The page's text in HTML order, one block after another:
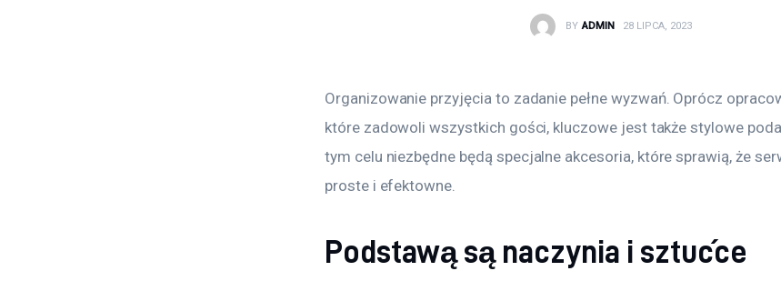
BY ADMIN 28 LIPCA, 2023
Organizowanie przyjęcia to zadanie pełne wyzwań. Oprócz
które zadowoli wszystkich gości, kluczowe jest także stylowe
tym celu niezbędne będą specjalne akcesoria, które sprawią, że
proste i efektowne.
Podstawą są naczynia i sztućce